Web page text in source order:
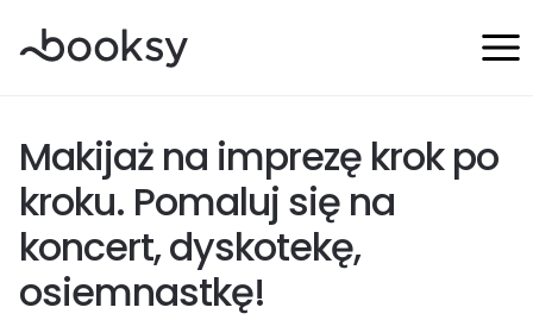
do
Makijaż na imprezę krok po
kroku. Pomaluj się na
koncert, dyskotekę,
osiemnastkę!